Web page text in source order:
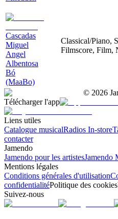
Cascadas
Miguel
Angel
Albentosa
Bó
(MaaBo)
Classical/Piano,
Filmscore, Film,
© 2026
Télécharger l'app
Liens utiles
Catalogue musicalRadios In-store
contacter
Jamendo
Jamendo pour les artistesJamendo
Mentions légales
Conditions générales d'utilisation
confidentialitéPolitique des cookies
Suivez-nous